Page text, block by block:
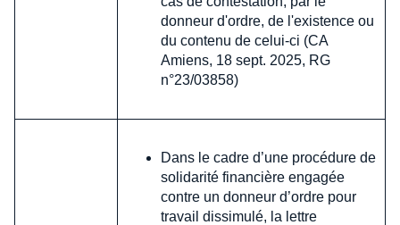
donneur d'ordre, de l'existence ou
du contenu de celui-ci (CA
Amiens, 18 sept. 2025, RG
n°23/03858)
Dans le cadre d’une procédure de
solidarité financière engagée
contre un donneur d’ordre pour
travail dissimulé, la lettre